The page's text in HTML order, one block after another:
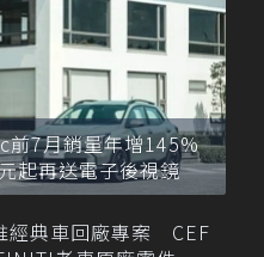
前7月銷量年增145%
再送電子後視鏡
經典車回廠專案 CEF